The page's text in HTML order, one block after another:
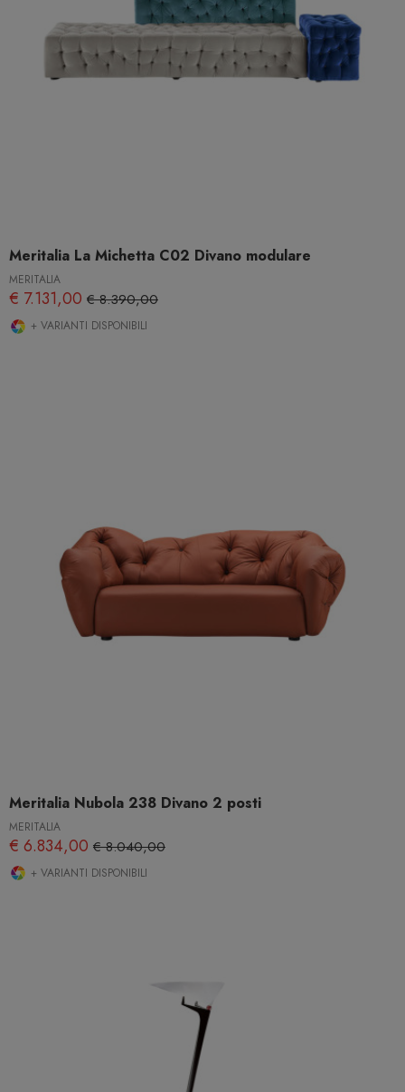
Meritalia La Michetta C02 Divano modulare
MERITALIA
€ 7.131,00 € 8.390,00
+ VARIANTI DISPONIBILI
Meritalia Nubola 238 Divano 2 posti
MERITALIA
€ 6.834,00 € 8.040,00
+ VARIANTI DISPONIBILI